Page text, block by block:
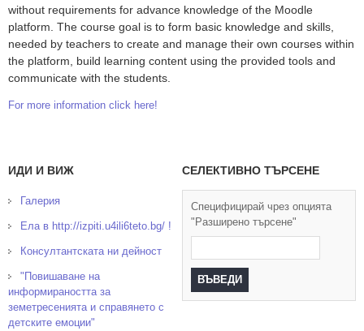
without requirements for advance knowledge of the Moodle
platform. The course goal is to form basic knowledge and skills,
needed by teachers to create and manage their own courses within
the platform, build learning content using the provided tools and
communicate with the students.
For more information click here!
ИДИ И ВИЖ
Галерия
Ела в http://izpiti.u4ili6teto.bg/ !
Консултантската ни дейност
"Повишаване на
информираността за
земетресенията и справянето с
детските емоции"
СЕЛЕКТИВНО ТЪРСЕНЕ
Специфицирай чрез опцията
"Разширено търсене"